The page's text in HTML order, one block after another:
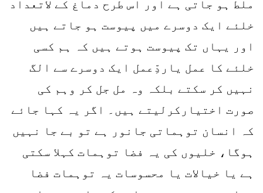
ملط ہو جاتی ہے اور اس طرح دماغ کے لاتعداد
خلئے ایک دوسرے میں پیوست ہو جاتے ہیں
اور یہاں تک پیوست ہوتے ہیں کہ ہم کسی
خلئے کا عمل یاردِّعمل ایک دوسرے سے الگ
نہیں کر سکتے بلکہ وہ مل جل کر وہم کی
صورت اختیارکرلیتے ہیں۔ اگر یہ کہا جائے
کہ انسان توہماتی جانور ہے تو بے جا نہیں
ہوگا، خلیوں کی یہ فضا توہمات کہلا سکتی
ہے یا خیالات یا محسوسات یہ توہمات فضا